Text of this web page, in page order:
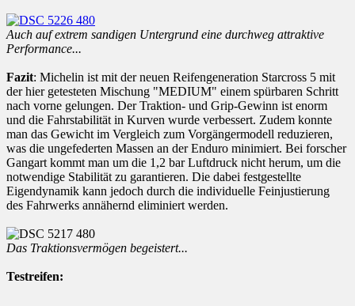
Auch auf extrem sandigen Untergrund eine durchweg attraktive
Performance...
Fazit: Michelin ist mit der neuen Reifengeneration Starcross 5 mit
der hier getesteten Mischung "MEDIUM" einem spürbaren Schritt
nach vorne gelungen. Der Traktion- und Grip-Gewinn ist enorm
und die Fahrstabilität in Kurven wurde verbessert. Zudem konnte
man das Gewicht im Vergleich zum Vorgängermodell reduzieren,
was die ungefederten Massen an der Enduro minimiert. Bei forscher
Gangart kommt man um die 1,2 bar Luftdruck nicht herum, um die
notwendige Stabilität zu garantieren. Die dabei festgestellte
Eigendynamik kann jedoch durch die individuelle Feinjustierung
des Fahrwerks annähernd eliminiert werden.
Das Traktionsvermögen begeistert...
Testreifen: